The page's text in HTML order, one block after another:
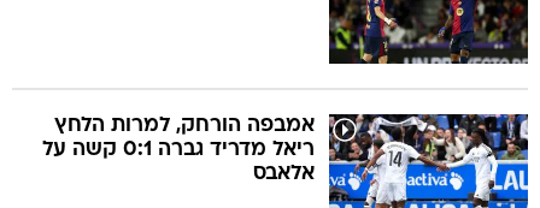
אמבפה הורחק, למרות הלחץ
ריאל מדריד גברה 0:1 קשה על
אלאבס